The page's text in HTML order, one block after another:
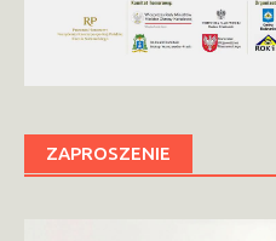
ZAPROSZENIE